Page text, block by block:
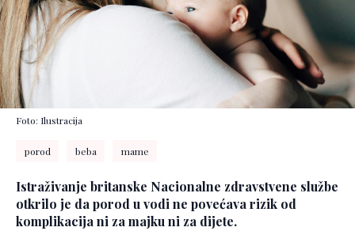
Foto: Ilustracija
porod beba mame
Istraživanje britanske Nacionalne zdravstvene službe
otkrilo je da porod u vodi ne povećava rizik od
komplikacija ni za majku ni za dijete.